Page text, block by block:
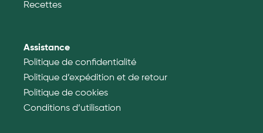
Recettes
Assistance
Politique de confidentialité
Politique d’expédition et de retour
Politique de cookies
Conditions d’utilisation